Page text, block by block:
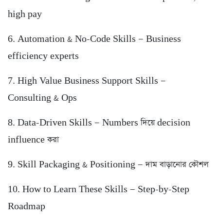
high pay
6. Automation & No-Code Skills — Business
efficiency experts
7. High Value Business Support Skills —
Consulting & Ops
8. Data-Driven Skills — Numbers দিয়ে decision
influence করা
9. Skill Packaging & Positioning — দাম বাড়ানোর কৌশল
10. How to Learn These Skills — Step-by-Step
Roadmap